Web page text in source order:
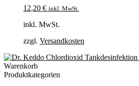
12,20 € inkl. MwSt.
inkl. MwSt.
zzgl. Versandkosten
Warenkorb
Produktkategorien